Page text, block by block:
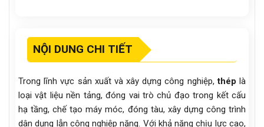
NỘI DUNG CHI TIẾT
Trong lĩnh vực sản xuất và xây dựng công nghiệp,thép là
loại vật liệu nền tảng, đóng vai trò chủ đạo trong kết cấu
hạ tầng, chế tạo máy móc, đóng tàu, xây dựng công trình
dân dụng lẫn công nghiệp nặng. Với khả năng chịu lực cao,